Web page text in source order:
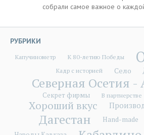
собрали самое важное о
РУБРИКИ
Капучинометр К 80-летию Победы
Кадр с историей Село
Северная Осетия -
Секрет фирмы В партнерстве
Хороший вкус
Дагестан Hand-made